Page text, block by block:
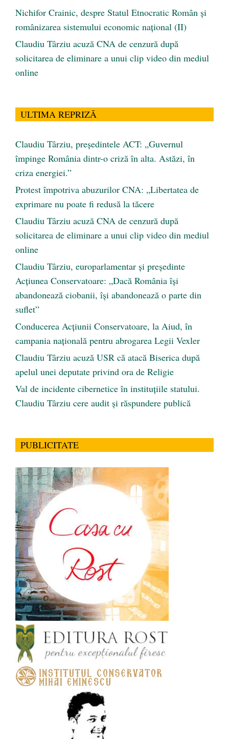
Nichifor Crainic, despre Statul Etnocratic Român şi
românizarea sistemului economic naţional (II)
Claudiu Târziu acuză CNA de cenzură după
solicitarea de eliminare a unui clip video din mediul
online
ULTIMA REPRIZĂ
Claudiu Târziu, președintele ACT: „Guvernul
împinge România dintr-o criză în alta. Astăzi, în
criza energiei.”
Protest împotriva abuzurilor CNA: „Libertatea de
exprimare nu poate fi redusă la tăcere
Claudiu Târziu acuză CNA de cenzură după
solicitarea de eliminare a unui clip video din mediul
online
Claudiu Târziu, europarlamentar și președinte
Acțiunea Conservatoare: „Dacă România își
abandonează ciobanii, își abandonează o parte din
suflet”
Conducerea Acțiunii Conservatoare, la Aiud, în
campania națională pentru abrogarea Legii Vexler
Claudiu Târziu acuză USR că atacă Biserica după
apelul unei deputate privind ora de Religie
Val de incidente cibernetice în instituțiile statului.
Claudiu Târziu cere audit și răspundere publică
PUBLICITATE